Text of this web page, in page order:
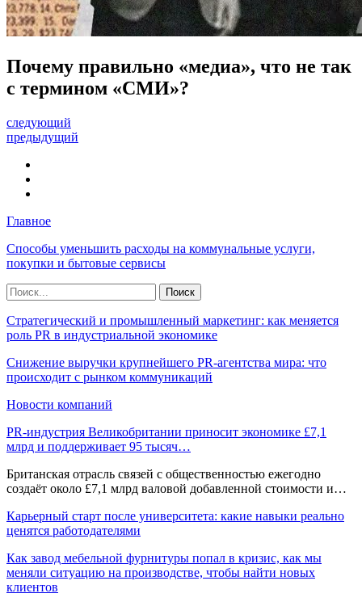
Почему правильно «медиа», что не так
с термином «СМИ»?
следующий
предыдущий
Главное
Способы уменьшить расходы на коммунальные услуги,
покупки и бытовые сервисы
Стратегический и промышленный маркетинг: как меняется
роль PR в индустриальной экономике
Снижение выручки крупнейшего PR-агентства мира: что
происходит с рынком коммуникаций
Новости компаний
PR-индустрия Великобритании приносит экономике £7,1
млрд и поддерживает 95 тысяч…
Британская отрасль связей с общественностью ежегодно
создаёт около £7,1 млрд валовой добавленной стоимости и…
Карьерный старт после университета: какие навыки реально
ценятся работодателями
Как завод мебельной фурнитуры попал в кризис, как мы
меняли ситуацию на производстве, чтобы найти новых
клиентов